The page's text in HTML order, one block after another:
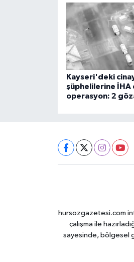
Kayseri'deki
şüphelilerine İHA
operasyon: 2
hursozgazetesi.com
çalışma ile
sayesinde, bölgesel